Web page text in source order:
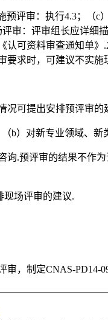
预评审：执行4.3；
审：评审组长应详
可资料审查通知单
求时，可建议不实
况可提出安排预评审
b）对新专业领域、
询.预评审的结果不作
现场评审的建议.
审，制定CNAS-PD14-